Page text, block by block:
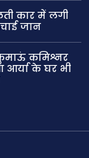
कार में लगी
जान
कमिश्नर
आर्या के घर भी